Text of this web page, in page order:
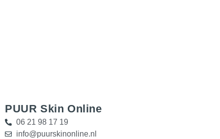
PUUR Skin Online
06 21 98 17 19
info@puurskinonline.nl